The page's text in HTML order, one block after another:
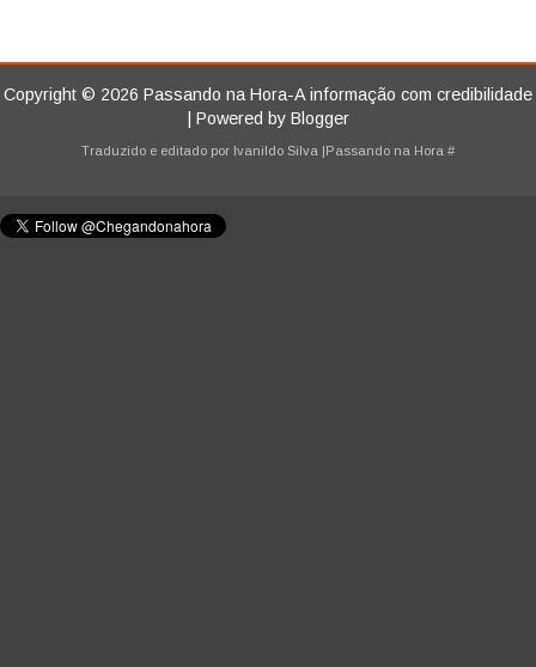
Copyright © 2026 Passando na Hora-A informação com credibilidade
| Powered by Blogger
Traduzido e editado por Ivanildo Silva |Passando na Hora #